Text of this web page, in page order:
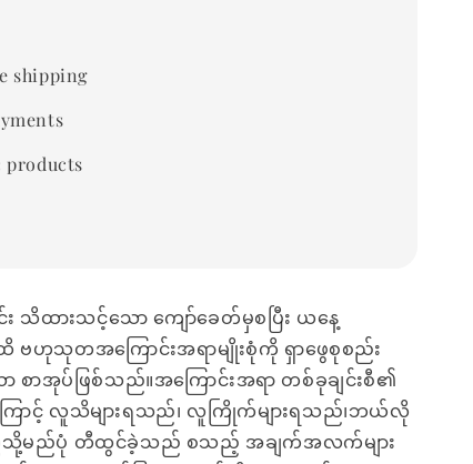
shipping
products
ထားသင့်သော ကျော်ခေတ်မှစပြီး ယနေ့
ဟုသုတအကြောင်းအရာမျိုးစုံကို ရှာဖွေစုစည်း
ာ စာအုပ်ဖြစ်သည်။အကြောင်းအရာ တစ်ခုချင်းစီ၏
ကြောင့် လူသိများရသည်၊ လူကြိုက်များရသည်၊ဘယ်လို
သို့မည်ပုံ တီထွင်ခဲ့သည် စသည့် အချက်အလက်များ